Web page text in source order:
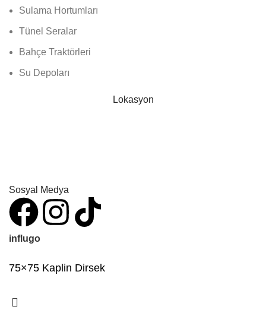
Sulama Hortumları
Tünel Seralar
Bahçe Traktörleri
Su Depoları
Lokasyon
Sosyal Medya
influgo
75×75 Kaplin Dirsek